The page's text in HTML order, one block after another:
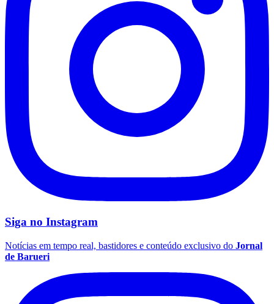
Fluminense
Siga no Instagram
Notícias em tempo real, bastidores e conteúdo exclusivo do Jornal
de Barueri